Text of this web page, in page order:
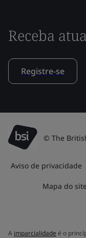
Receba
Registre-se
© The
Aviso de privacidade
Mapa do site
A imparcialidade é o